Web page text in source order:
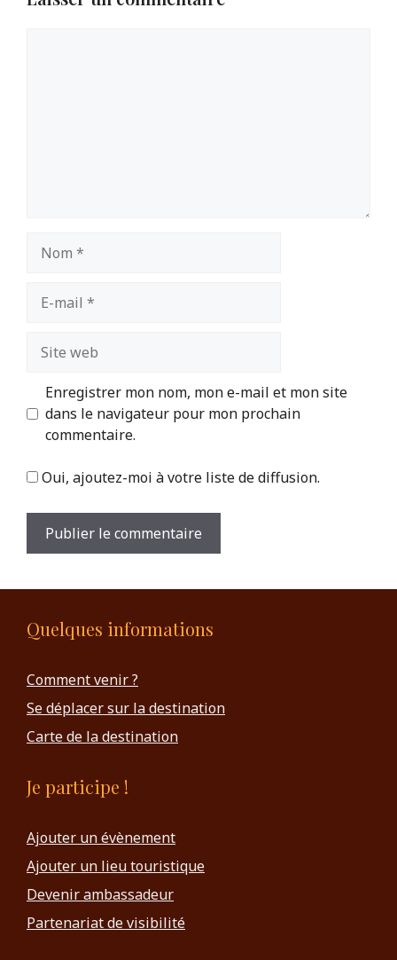
mail
web
Enregistrer mon nom, mon e-mail et mon site
dans le navigateur pour mon prochain
commentaire.
Oui, ajoutez-moi à votre liste de diffusion.
Quelques informations
Comment venir ?
Se déplacer sur la destination
Carte de la destination
Je participe !
Ajouter un évènement
Ajouter un lieu touristique
Devenir ambassadeur
Partenariat de visibilité